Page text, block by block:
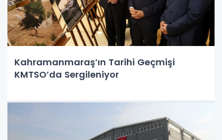
Kahramanmaraş’ın Tarihi Geçmişi
KMTSO’da Sergileniyor